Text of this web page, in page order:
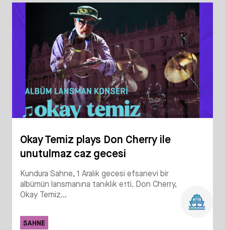
Okay Temiz plays Don Cherry ile
unutulmaz caz gecesi
Kundura Sahne, 1 Aralık gecesi efsanevi bir
albümün lansmanına tanıklık etti. Don Cherry,
Okay Temiz...
SAHNE